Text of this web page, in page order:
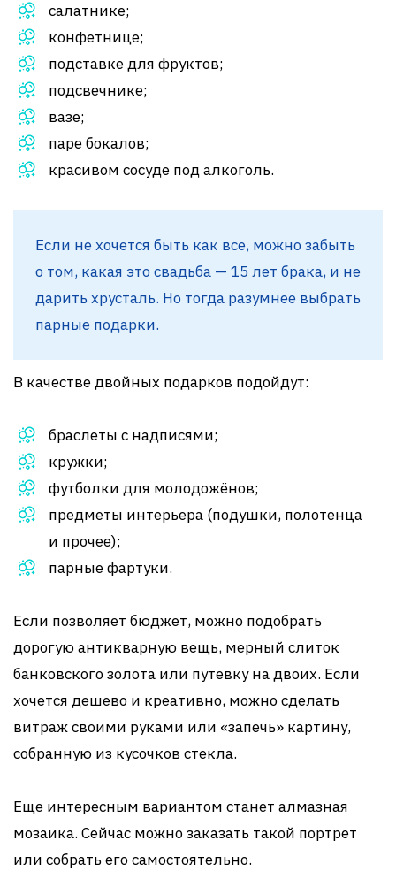
салатнике;
конфетнице;
подставке для фруктов;
подсвечнике;
вазе;
паре бокалов;
красивом сосуде под алкоголь.
Если не хочется быть как все, можно забыть
о том, какая это свадьба — 15 лет брака, и не
дарить хрусталь. Но тогда разумнее выбрать
парные подарки.
В качестве двойных подарков подойдут:
браслеты с надписями;
кружки;
футболки для молодожёнов;
предметы интерьера (подушки, полотенца
и прочее);
парные фартуки.
Если позволяет бюджет, можно подобрать
дорогую антикварную вещь, мерный слиток
банковского золота или путевку на двоих. Если
хочется дешево и креативно, можно сделать
витраж своими руками или «запечь» картину,
собранную из кусочков стекла.
Еще интересным вариантом станет алмазная
мозаика. Сейчас можно заказать такой портрет
или собрать его самостоятельно.